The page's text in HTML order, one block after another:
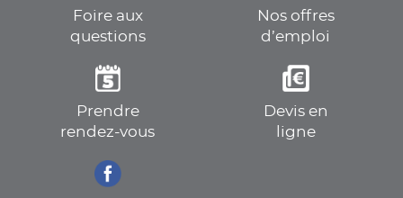
Foire aux
questions
Nos offres
d’emploi
Prendre
rendez-vous
Devis en
ligne